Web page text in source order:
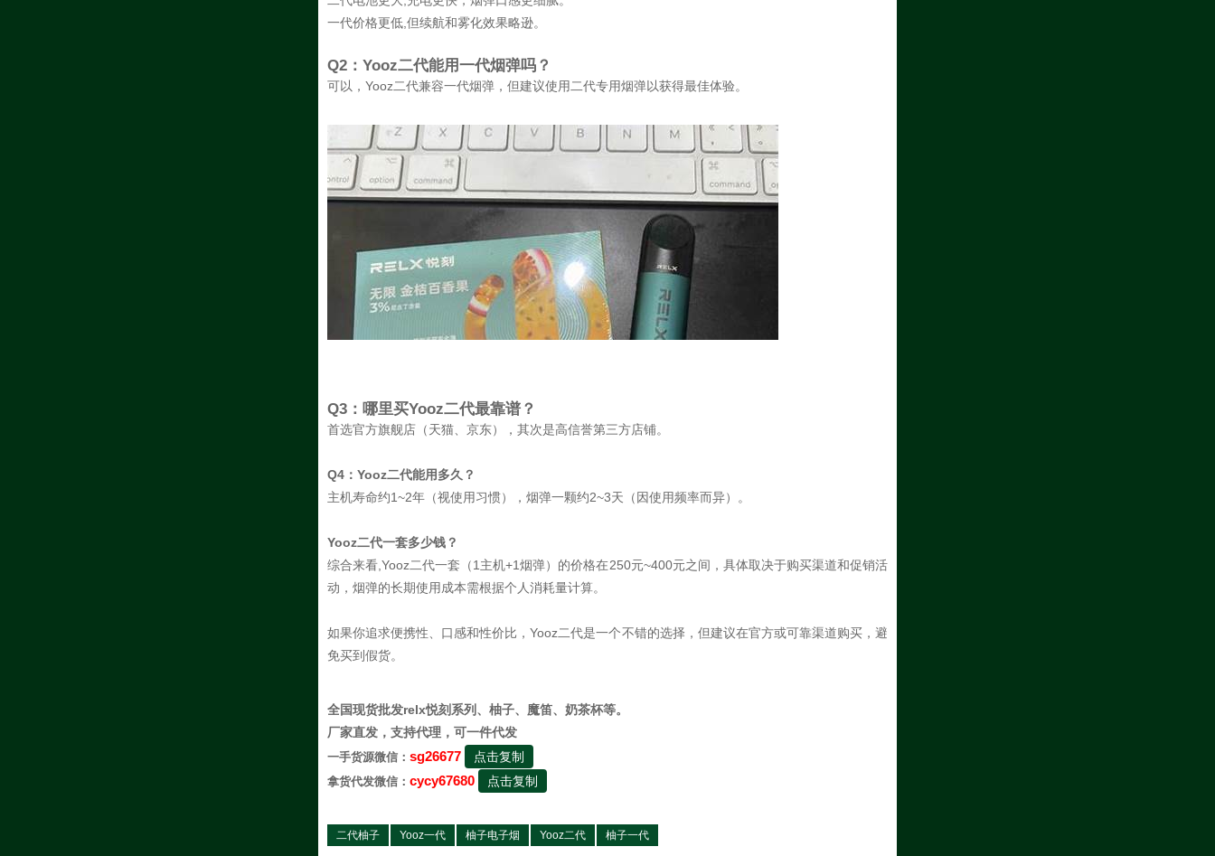
一代价格更低,但续航和雾化效果略逊。
Q2：Yooz二代能用一代烟弹吗？
可以，Yooz二代兼容一代烟弹，但建议使用二代专用烟弹以获得最佳体验。
Q3：哪里买Yooz二代最靠谱？
首选官方旗舰店（天猫、京东），其次是高信誉第三方店铺。
Q4：Yooz二代能用多久？
主机寿命约1~2年（视使用习惯），烟弹一颗约2~3天（因使用频率而异）。
Yooz二代一套多少钱？
综合来看,Yooz二代一套（1主机+1烟弹）的价格在250元~400元之间，具体取决于购买渠道和促销活
动，烟弹的长期使用成本需根据个人消耗量计算。
如果你追求便携性、口感和性价比，Yooz二代是一个不错的选择，但建议在官方或可靠渠道购买，避
免买到假货。
全国现货批发relx悦刻系列、柚子、魔笛、奶茶杯等。
厂家直发，支持代理，可一件代发
一手货源微信： sg26677 点击复制
拿货代发微信： cycy67680 点击复制
二代柚子 Yooz一代 柚子电子烟 Yooz二代 柚子一代